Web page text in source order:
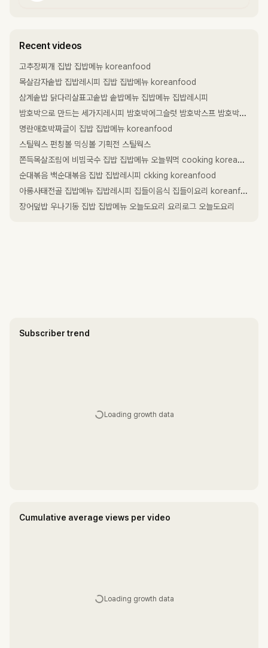
Recent videos
고추장찌개 집밥 집밥메뉴 koreanfood
목살감자솥밥 집밥레시피 집밥 집밥메뉴 koreanfood
삼계솥밥 닭다리살표고솥밥 솥밥메뉴 집밥메뉴 집밥레시피
밤호박으로 만드는 세가지레시피 밤호박에그슬럿 밤호박스프 밤호박카레 오늘도요리 레시피 요리로그 집밥 집밥메뉴
명란애호박짜글이 집밥 집밥메뉴 koreanfood
스틸웍스 펀칭볼 믹싱볼 기획전 스틸웍스
쫀득목살조림에 비빔국수 집밥 집밥메뉴 오늘뭐먹 cooking koreanfood 레시피
순대볶음 백순대볶음 집밥 집밥레시피 ckking koreanfood
아롱사태전골 집밥메뉴 집밥레시피 집들이음식 집들이요리 koreanfood cooking
장어덮밥 우나기동 집밥 집밥메뉴 오늘도요리 요리로그 오늘도요리
Subscriber trend
Loading growth data
Cumulative average views per video
Loading growth data